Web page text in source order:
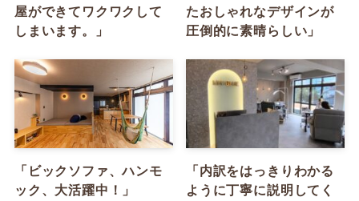
屋ができてワクワクして
しまいます。」
たおしゃれなデザインが
圧倒的に素晴らしい」
「ビックソファ、ハンモ
ック、大活躍中！」
「内訳をはっきりわかる
ように丁寧に説明してく